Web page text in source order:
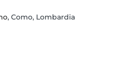
, Como, Lombardia